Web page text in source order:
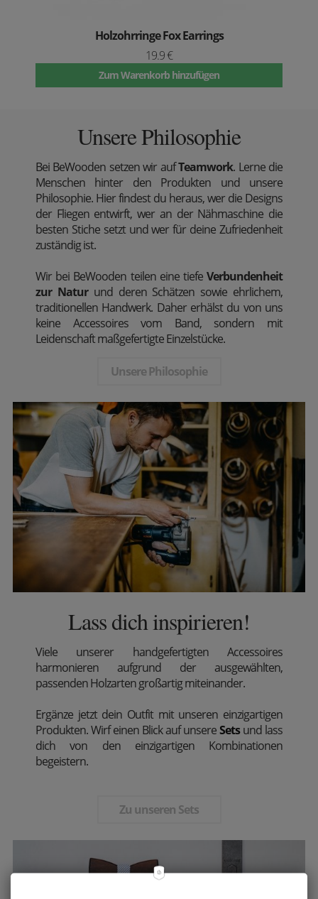
Holzohrringe Fox Earrings
19.9 €
Zum Warenkorb hinzufügen
Unsere Philosophie
Bei BeWooden setzen wir aufTeamwork. Lerne die
Menschen hinter den Produkten und unsere
Philosophie. Hier findest du heraus, wer die Designs
der Fliegen entwirft, wer an der Nähmaschine die
besten Stiche setzt und wer für deine Zufriedenheit
zuständig ist.
Wir bei BeWooden teilen eine tiefe Verbundenheit
zur Naturund deren Schätzen sowie ehrlichem,
traditionellen Handwerk. Daher erhälst du von uns
keine Accessoires vom Band, sondern mit
Leidenschaft maßgefertigte Einzelstücke.
Unsere Philosophie
Lass dich inspirieren!
Viele unserer handgefertigten Accessoires
harmonieren aufgrund der ausgewählten,
passenden Holzarten großartig miteinander.
Ergänze jetzt dein Outfit mit unseren einzigartigen
Produkten. Wirf einen Blick auf unsereSetsund lass
dich von den einzigartigen Kombinationen
begeistern.
Zu unseren Sets